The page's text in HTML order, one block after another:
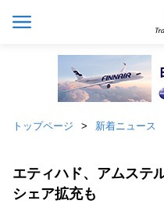
トップページ 新着ニュース
エティハド、アムステ
シェア拡充も